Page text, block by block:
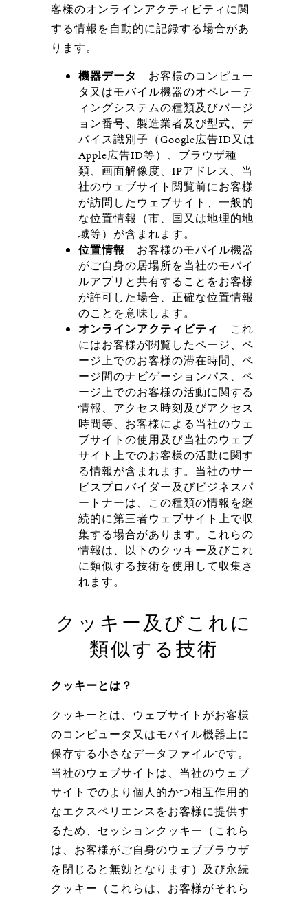
客様のオンラインアクティビティに関
する情報を自動的に記録する場合があ
ります。
機器データ
お客様のコンピュー
タ又はモバイル機器のオペレーテ
ィングシステムの種類及びバージ
ョン番号、製造業者及び型式、デ
バイス識別子（Google広告ID又は
Apple広告ID等）、ブラウザ種
類、画面解像度、IPアドレス、当
社のウェブサイト閲覧前にお客様
が訪問したウェブサイト、一般的
な位置情報（市、国又は地理的地
域等）が含まれます。
位置情報 お客様のモバイル機器
がご自身の居場所を当社のモバイ
ルアプリと共有することをお客様
が許可した場合、正確な位置情報
のことを意味します。
オンラインアクティビティ
これ
にはお客様が閲覧したページ、ペ
ージ上でのお客様の滞在時間、ペ
ージ間のナビゲーションパス、ペ
ージ上でのお客様の活動に関する
情報、アクセス時刻及びアクセス
時間等、お客様による当社のウェ
ブサイトの使用及び当社のウェブ
サイト上でのお客様の活動に関す
る情報が含まれます。当社のサー
ビスプロバイダー及びビジネスパ
ートナーは、この種類の情報を継
続的に第三者ウェブサイト上で収
集する場合があります。これらの
情報は、以下のクッキー及びこれ
に類似する技術を使用して収集さ
れます。
クッキー及びこれに
類似する技術
クッキーとは？
クッキーとは、ウェブサイトがお客様
のコンピュータ又はモバイル機器上に
保存する小さなデータファイルです。
当社のウェブサイトは、当社のウェブ
サイトでのより個人的かつ相互作用的
なエクスペリエンスをお客様に提供す
るため、セッションクッキー（これら
は、お客様がご自身のウェブブラウザ
を閉じると無効となります）及び永続
クッキー（これらは、お客様がそれら